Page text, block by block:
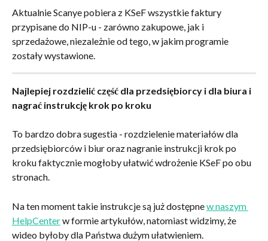
Aktualnie Scanye pobiera z KSeF wszystkie faktury
przypisane do NIP-u - zarówno zakupowe, jak i
sprzedażowe, niezależnie od tego, w jakim programie
zostały wystawione.
Najlepiej rozdzielić część dla przedsiębiorcy i dla biura i
nagrać instrukcję krok po kroku
To bardzo dobra sugestia - rozdzielenie materiałów dla
przedsiębiorców i biur oraz nagranie instrukcji krok po
kroku faktycznie mogłoby ułatwić wdrożenie KSeF po obu
stronach.
Na ten moment takie instrukcje są już dostępne w naszym
HelpCenter w formie artykułów, natomiast widzimy, że
wideo byłoby dla Państwa dużym ułatwieniem.